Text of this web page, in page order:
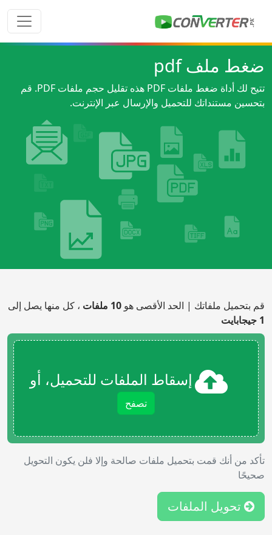
ضغط ملف pdf
تتيح لك أداة ضغط ملفات PDF هذه تقليل حجم ملفات PDF. قم
بتحسين مستنداتك للتحميل والإرسال عبر الإنترنت.
قم بتحميل ملفاتك | الحد الأقصى هو 10 ملفات
، كل منها يصل إلى
1 جيجابايت
إسقاط الملفات للتحميل، أو
تصفح
تأكد من أنك قمت بتحميل ملفات صالحة وإلا فلن يكون التحويل
صحيحًا
تحويل الملفات